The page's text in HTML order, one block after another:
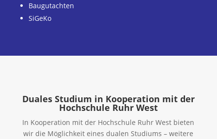
Baugutachten
SiGeKo
Duales Studium in Kooperation mit der
Hochschule Ruhr West
In Kooperation mit der Hochschule Ruhr West bieten
wir die Möglichkeit eines dualen Studiums – weitere